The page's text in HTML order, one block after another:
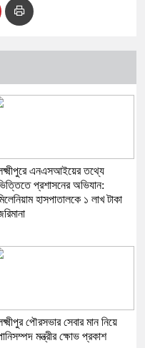
এনএসআইয়ের তথ্যে
প্রশাসনের অভিযান:
হাসপাতালকে ১ লাখ টাকা
পৌরসভার সেবার মান নিয়ে
মন্ত্রীর ক্ষোভ প্রকাশ